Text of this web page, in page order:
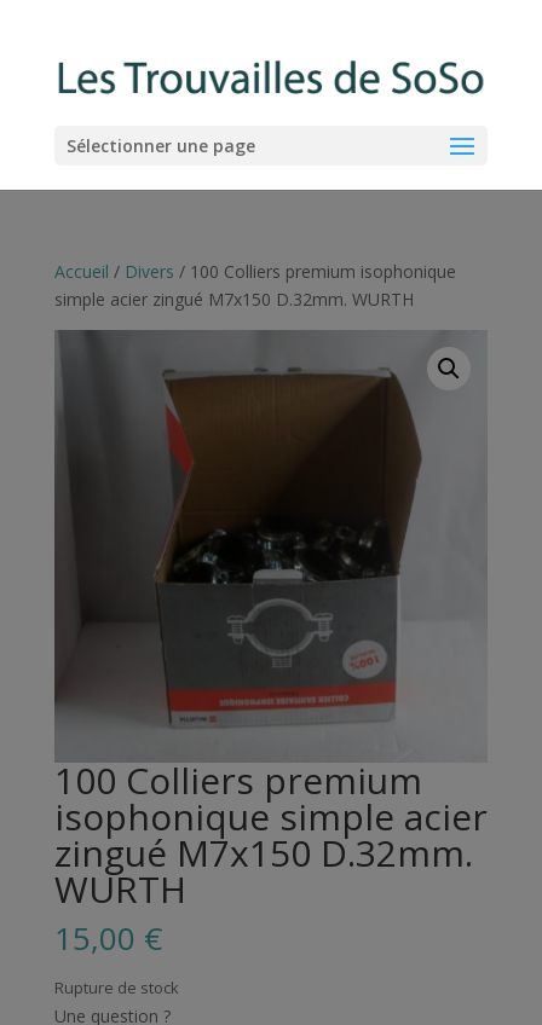
Sélectionner une page
Accueil / Divers / 100 Colliers premium isophonique
simple acier zingué M7x150 D.32mm. WURTH
100 Colliers premium
isophonique simple acier
zingué M7x150 D.32mm.
WURTH
15,00 €
Rupture de stock
Une question ?